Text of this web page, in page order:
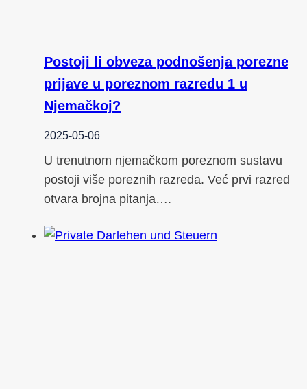
Postoji li obveza podnošenja porezne
prijave u poreznom razredu 1 u
Njemačkoj?
2025-05-06
U trenutnom njemačkom poreznom sustavu
postoji više poreznih razreda. Već prvi razred
otvara brojna pitanja….